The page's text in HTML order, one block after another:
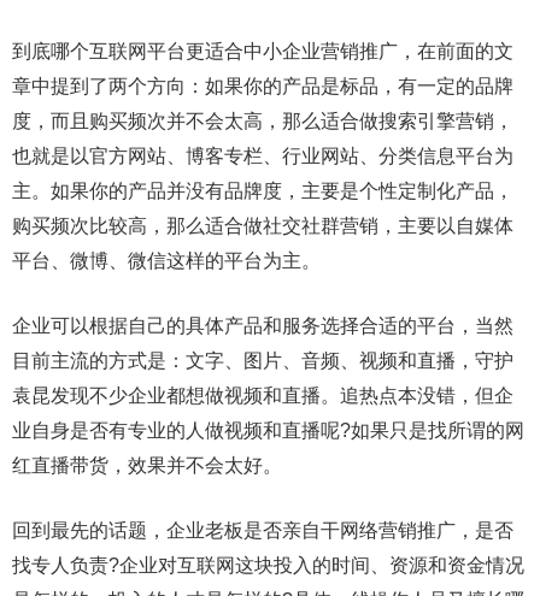
到底哪个互联网平台更适合中小企业营销推广，在前面的文
章中提到了两个方向：如果你的产品是标品，有一定的品牌
度，而且购买频次并不会太高，那么适合做搜索引擎营销，
也就是以官方网站、博客专栏、行业网站、分类信息平台为
主。如果你的产品并没有品牌度，主要是个性定制化产品，
购买频次比较高，那么适合做社交社群营销，主要以自媒体
平台、微博、微信这样的平台为主。
企业可以根据自己的具体产品和服务选择合适的平台，当然
目前主流的方式是：文字、图片、音频、视频和直播，守护
袁昆发现不少企业都想做视频和直播。追热点本没错，但企
业自身是否有专业的人做视频和直播呢?如果只是找所谓的网
红直播带货，效果并不会太好。
回到最先的话题，企业老板是否亲自干网络营销推广，是否
找专人负责?企业对互联网这块投入的时间、资源和资金情况